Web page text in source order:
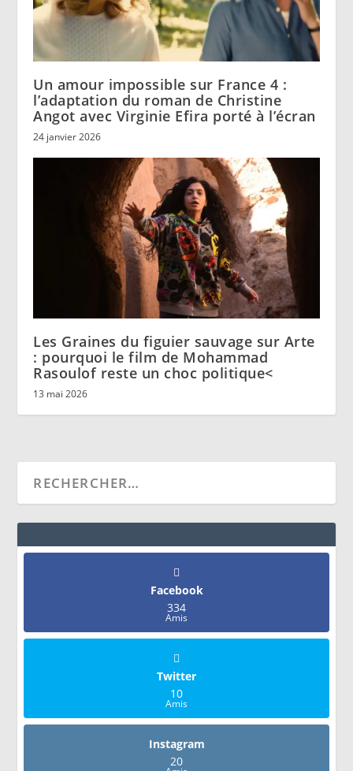
Un amour impossible sur France 4 :
l’adaptation du roman de Christine
Angot avec Virginie Efira porté à l’écran
24 janvier 2026
Les Graines du figuier sauvage sur Arte
: pourquoi le film de Mohammad
Rasoulof reste un choc politique<
13 mai 2026
Facebook
334
Amis
Twitter
10
Amis
Instagram
20